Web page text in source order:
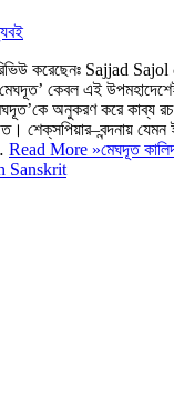
করেছেনঃ Sajjad
‘মেঘদূত’ কেবল এই
অনুকরণ করে কাব্য
শেক্‌সপিয়ার–বন্দনায় যেমন
Read More »মেঘদূত
Sanskrit